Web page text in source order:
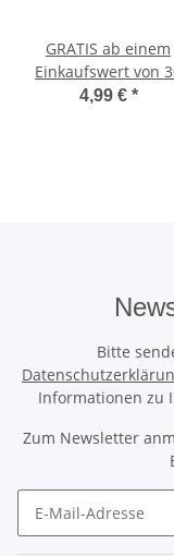
GRATIS ab einem
Einkaufswert von
Euro - Neon PVC
4,99 € *
Bitte
Informationen zu
Zum Newsletter